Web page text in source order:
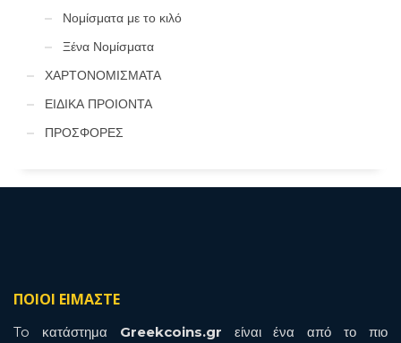
Νομίσματα με το κιλό
Ξένα Νομίσματα
ΧΑΡΤΟΝΟΜΙΣΜΑΤΑ
ΕΙΔΙΚΑ ΠΡΟΙΟΝΤΑ
ΠΡΟΣΦΟΡΕΣ
ΠΟΙΟΙ ΕΙΜΑΣΤΕ
To κατάστημα Greekcoins.gr είναι ένα από το πιο